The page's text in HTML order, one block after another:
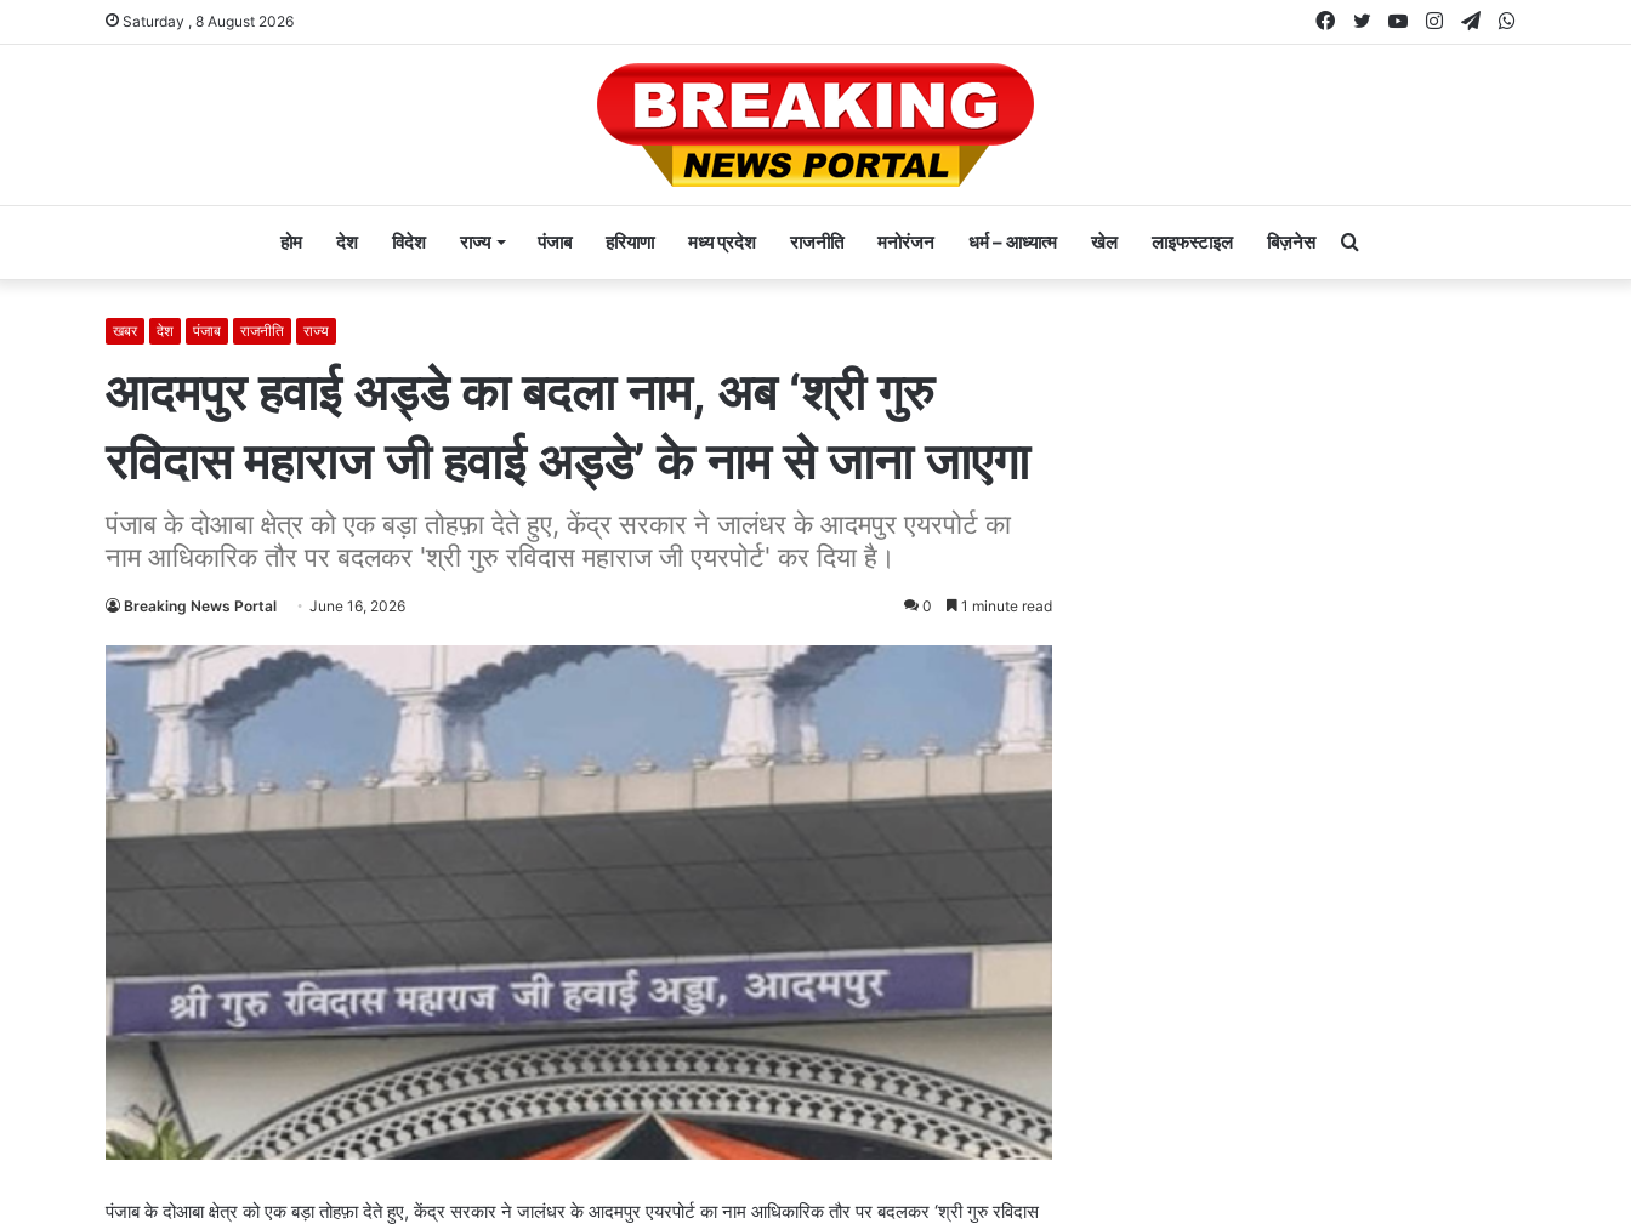
Saturday , 8 August 2026 Telegram
Instagram
YouTube
Twitter
Facebook
होम देश विदेश राज्य पंजाब हरियाणा मध्य प्रदेश राजनीति मनोरंजन धर्म – आध्यात्म खेल लाइफस्टाइल बिज़नेस
खबर देश पंजाब राजनीति राज्य
आदमपुर हवाई अड्डे का बदला नाम, अब ‘श्री गुरु
रविदास महाराज जी हवाई अड्डे’ के नाम से जाना जाएगा
पंजाब के दोआबा क्षेत्र को एक बड़ा तोहफ़ा देते हुए, केंद्र सरकार ने जालंधर के आदमपुर एयरपोर्ट का
नाम आधिकारिक तौर पर बदलकर 'श्री गुरु रविदास महाराज जी एयरपोर्ट' कर दिया है।
Breaking News Portal June 16, 2026 0 1 minute read
पंजाब के दोआबा क्षेत्र को एक बड़ा तोहफ़ा देते हुए, केंद्र सरकार ने जालंधर के आदमपुर एयरपोर्ट का नाम आधिकारिक तौर पर बदलकर ‘श्री गुरु रविदास